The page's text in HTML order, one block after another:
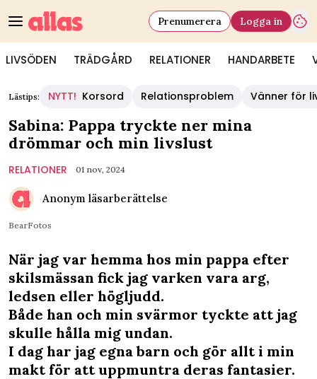
LIVSÖDEN TRÄDGÅRD RELATIONER HANDARBETE
Prenumerera Logga in
Lästips: NYTT! Korsord Relationsproblem Vänner för
Sabina: Pappa tryckte ner mina
drömmar och min livslust
RELATIONER 01 nov, 2024
Anonym läsarberättelse
BearFotos
När jag var hemma hos min pappa efter
skilsmässan fick jag varken vara arg,
ledsen eller högljudd.
Både han och min svärmor tyckte att jag
skulle hålla mig undan.
I dag har jag egna barn och gör allt i min
makt för att uppmuntra deras fantasier.